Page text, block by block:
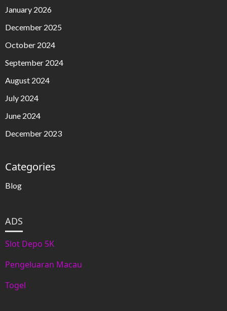
January 2026
December 2025
October 2024
September 2024
August 2024
July 2024
June 2024
December 2023
Categories
Blog
ADS
Slot Depo 5K
Pengeluaran Macau
Togel